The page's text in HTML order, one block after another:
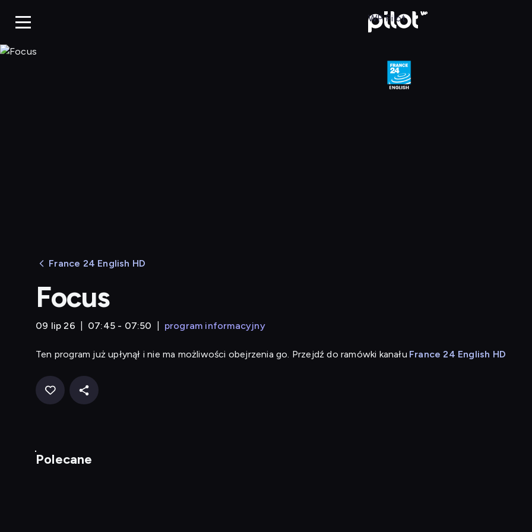
WP Pilot
France 24 English HD
Focus
09 lip 26 07:45 - 07:50 program informacyjny
Ten program już upłynął i nie ma możliwości obejrzenia go. Przejdź do ramówki kanału France 24 English HD
Polecane